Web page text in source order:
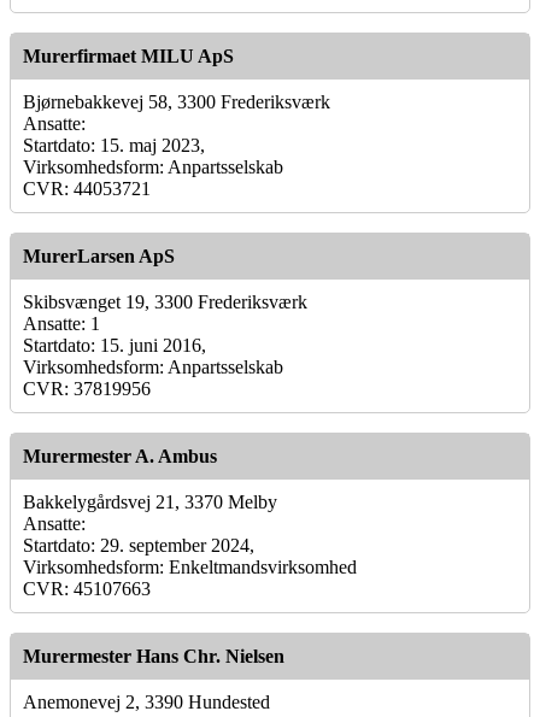
Murerfirmaet MILU ApS
Bjørnebakkevej 58, 3300 Frederiksværk
Ansatte:
Startdato: 15. maj 2023,
Virksomhedsform: Anpartsselskab
CVR: 44053721
MurerLarsen ApS
Skibsvænget 19, 3300 Frederiksværk
Ansatte: 1
Startdato: 15. juni 2016,
Virksomhedsform: Anpartsselskab
CVR: 37819956
Murermester A. Ambus
Bakkelygårdsvej 21, 3370 Melby
Ansatte:
Startdato: 29. september 2024,
Virksomhedsform: Enkeltmandsvirksomhed
CVR: 45107663
Murermester Hans Chr. Nielsen
Anemonevej 2, 3390 Hundested